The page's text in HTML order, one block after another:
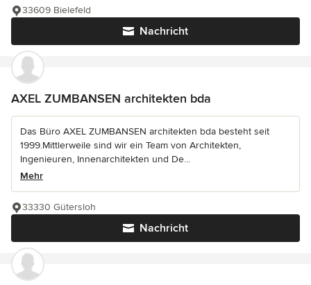
Nachricht
33609 Bielefeld
AXEL ZUMBANSEN architekten bda
Das Büro AXEL ZUMBANSEN architekten bda besteht seit
1999.Mittlerweile sind wir ein Team von Architekten,
Ingenieuren, Innenarchitekten und De...
Mehr
Nachricht
33330 Gütersloh